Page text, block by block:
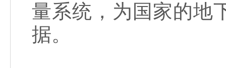
量系统，为国家的地
据。